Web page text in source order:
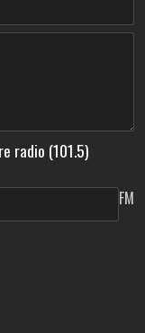
radio (101.5)
FM